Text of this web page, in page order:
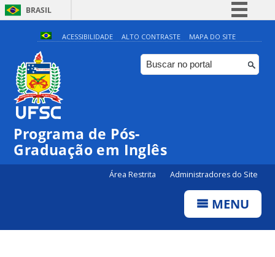
BRASIL
Simplifique!
Comunica BR
Participe
ACESSIBILIDADE ALTO CONTRASTE MAPA DO SITE
Programa de Pós-
Graduação em Inglês
Área Restrita Administradores do Site
MENU